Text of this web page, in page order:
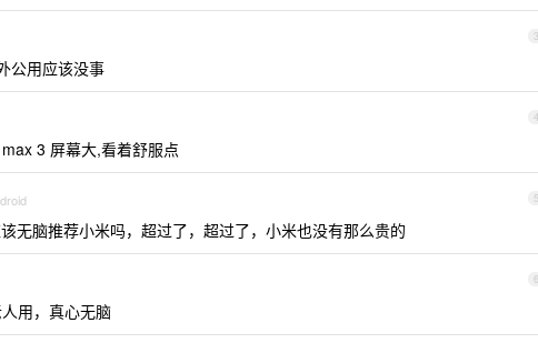
3
公用应该没事
4
3 屏幕大,看着舒服点
5
无脑推荐小米吗，超过了，超过了，小米也没有那么贵的
6
用，真心无脑